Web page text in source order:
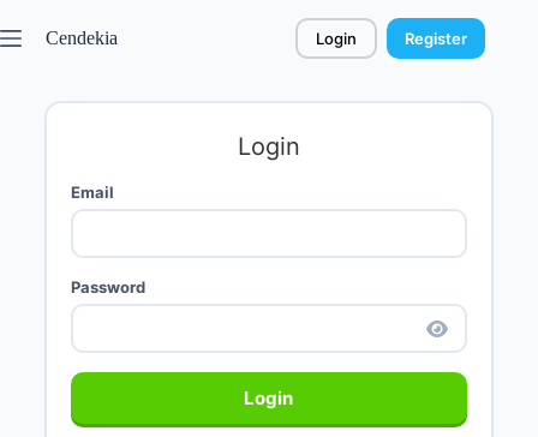
Cendekia Login Register
Login
Email
Password
Login